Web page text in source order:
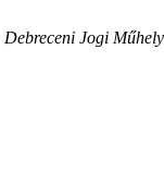
Debreceni Jogi Műhely